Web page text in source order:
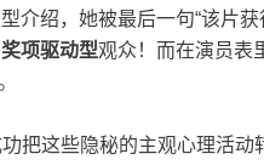
介绍，她被最后一句“该片
奖项驱动型观众！而在演员表
把这些隐秘的主观心理活动